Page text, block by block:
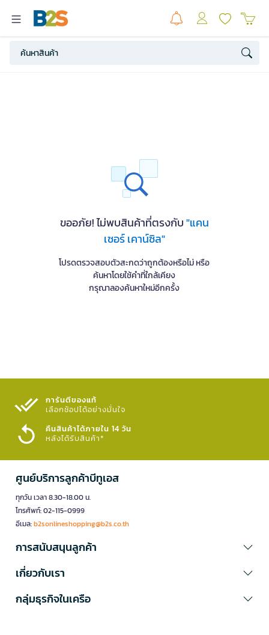
ขออภัย! ไม่พบสินค้าที่ตรงกับ"แคน
เซอร์ เคาน์ซิล"
โปรดตรวจสอบตัวสะกดว่าถูกต้องหรือไม่ หรือ
ค้นหาโดยใช้คำที่ใกล้เคียง
กรุณาลองค้นหาใหม่อีกครั้ง
การันตีของแท้
เลือกช้อปได้อย่างมั่นใจ​
คืนสินค้าได้ภายใน 14 วัน
หลังได้รับสินค้า*
ศูนย์บริการลูกค้าบีทูเอส
ทุกวัน เวลา 8.30-18.00 น.
โทรศัพท์: 02-115-0999
อีเมล:b2sonlineshopping@b2s.co.th
การสนับสนุนลูกค้า
เกี่ยวกับเรา
กลุ่มธุรกิจในเครือ